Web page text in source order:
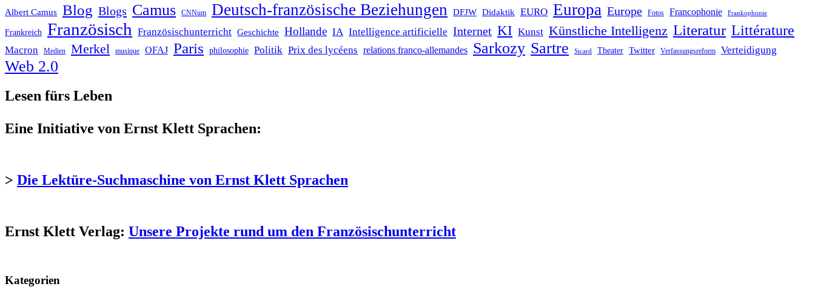
Albert Camus Blog Blogs Camus CNNum Deutsch-französische Beziehungen DFJW Didaktik EURO Europa Europe Fotos Francophonie Frankophonie
Frankreich Französisch Französischunterricht Geschichte Hollande IA Intelligence artificielle Internet KI Kunst Künstliche Intelligenz Literatur Littérature
Macron Medien Merkel musique OFAJ Paris philosophie Politik Prix des lycéens relations franco-allemandes Sarkozy Sartre Sicard Theater Twitter Verfassungsreform Verteidigung
Web 2.0
Lesen fürs Leben
Eine Initiative von Ernst Klett Sprachen:
> Die Lektüre-Suchmaschine von Ernst Klett Sprachen
Ernst Klett Verlag: Unsere Projekte rund um den Französischunterricht
Kategorien